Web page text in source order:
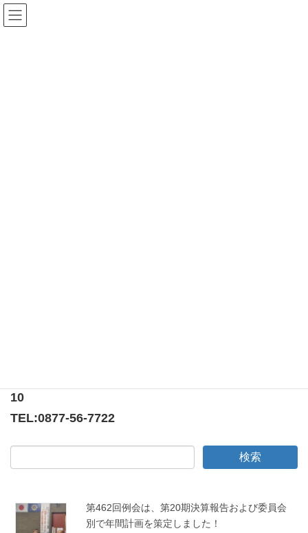
10
TEL:0877-56-7722
第462回例会は、第20期決算報告および委員会
別で年間計画を策定しました！